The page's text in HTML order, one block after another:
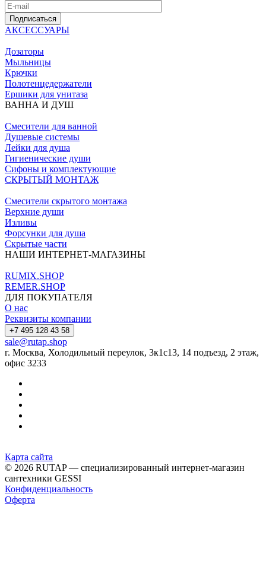
Подписаться
АКСЕССУАРЫ
Дозаторы
Мыльницы
Крючки
Полотенцедержатели
Ершики для унитаза
ВАННА И ДУШ
Смесители для ванной
Душевые системы
Лейки для душа
Гигиенические души
Сифоны и комплектующие
СКРЫТЫЙ МОНТАЖ
Смесители скрытого монтажа
Верхние души
Изливы
Форсунки для душа
Скрытые части
НАШИ ИНТЕРНЕТ-МАГАЗИНЫ
RUMIX.SHOP
REMER.SHOP
ДЛЯ ПОКУПАТЕЛЯ
О нас
Реквизиты компании
+7 495 128 43 58
sale@rutap.shop
г. Москва, Холодильный переулок, 3к1с13, 14 подъезд, 2 этаж,
офис 3233
Карта сайта
© 2026 RUTAP — специализированный интернет-магазин
сантехники GESSI
Конфиденциальность
Оферта